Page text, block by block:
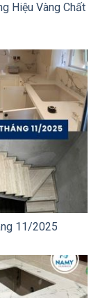
Hiệu Vàng Chất
11/2025